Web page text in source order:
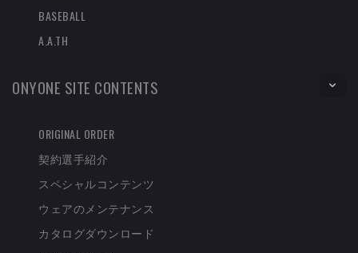
BASEBALL
A.A.TH
ONYONE SITE CONTENTS
ORIGINAL ORDER
契約選手紹介
スペシャルコンテンツ
ウェアのメンテナンス
カタログダウンロード